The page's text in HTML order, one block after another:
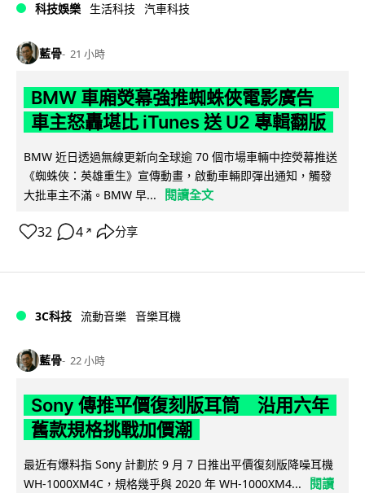
科技娛樂 生活科技 汽車科技
藍骨 21 小時
BMW 車廂熒幕強推蜘蛛俠電影廣告
車主怒轟堪比 iTunes 送 U2 專輯翻版
BMW 近日透過無線更新向全球逾 70 個市場車輛中控熒幕推送
《蜘蛛俠：英雄重生》宣傳動畫，啟動車輛即彈出通知，觸發
大批車主不滿。BMW 早...
閱讀全文
32 4 ↗ 分享
3C科技 流動音樂 音樂耳機
藍骨 22 小時
Sony 傳推平價復刻版耳筒 沿用六年
舊款規格挑戰加價潮
最近有爆料指 Sony 計劃於 9 月 7 日推出平價復刻版降噪耳機
WH-1000XM4C，規格幾乎與 2020 年 WH-1000XM4...
閱讀